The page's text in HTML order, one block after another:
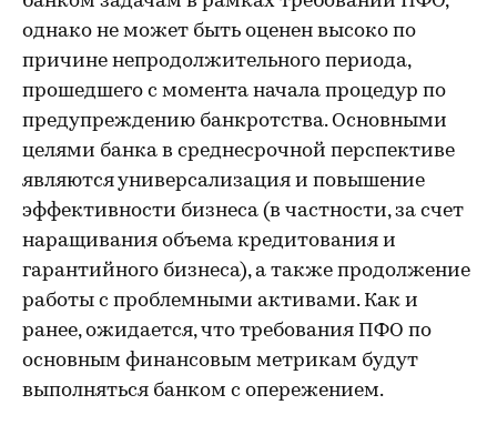
однако не может быть оценен высоко по
причине непродолжительного периода,
прошедшего с момента начала процедур по
предупреждению банкротства. Основными
целями банка в среднесрочной перспективе
являются универсализация и повышение
эффективности бизнеса (в частности, за счет
наращивания объема кредитования и
гарантийного бизнеса), а также продолжение
работы с проблемными активами. Как и
ранее, ожидается, что требования ПФО по
основным финансовым метрикам будут
выполняться банком с опережением.